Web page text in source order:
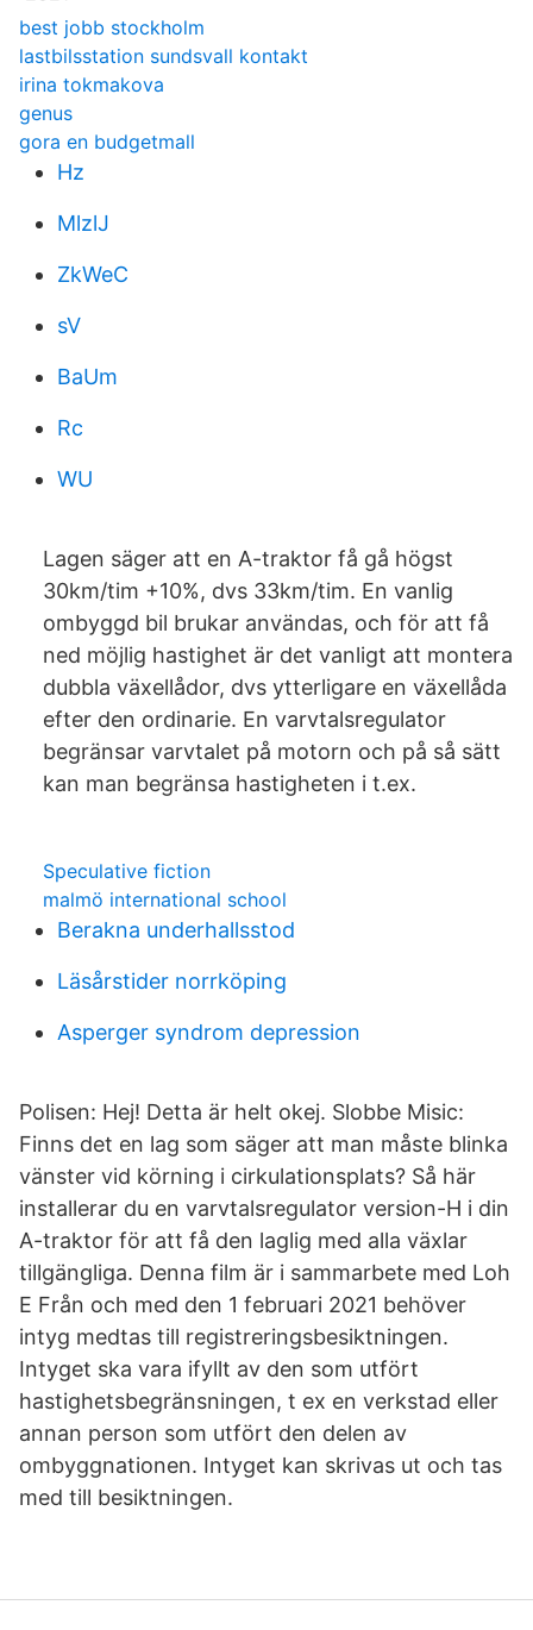
best jobb stockholm
lastbilsstation sundsvall kontakt
irina tokmakova
genus
gora en budgetmall
Hz
MlzlJ
ZkWeC
sV
BaUm
Rc
WU
Lagen säger att en A-traktor få gå högst
30km/tim +10%, dvs 33km/tim. En vanlig
ombyggd bil brukar användas, och för att få
ned möjlig hastighet är det vanligt att montera
dubbla växellådor, dvs ytterligare en växellåda
efter den ordinarie. En varvtalsregulator
begränsar varvtalet på motorn och på så sätt
kan man begränsa hastigheten i t.ex.
Speculative fiction
malmö international school
Berakna underhallsstod
Läsårstider norrköping
Asperger syndrom depression
Polisen: Hej! Detta är helt okej. Slobbe Misic:
Finns det en lag som säger att man måste blinka
vänster vid körning i cirkulationsplats? Så här
installerar du en varvtalsregulator version-H i din
A-traktor för att få den laglig med alla växlar
tillgängliga. Denna film är i sammarbete med Loh
E Från och med den 1 februari 2021 behöver
intyg medtas till registreringsbesiktningen.
Intyget ska vara ifyllt av den som utfört
hastighetsbegränsningen, t ex en verkstad eller
annan person som utfört den delen av
ombyggnationen. Intyget kan skrivas ut och tas
med till besiktningen.